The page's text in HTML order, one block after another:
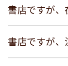
書店ですが
書店ですが